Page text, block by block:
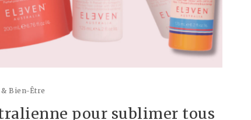
& Bien-Être
pour sublimer tous